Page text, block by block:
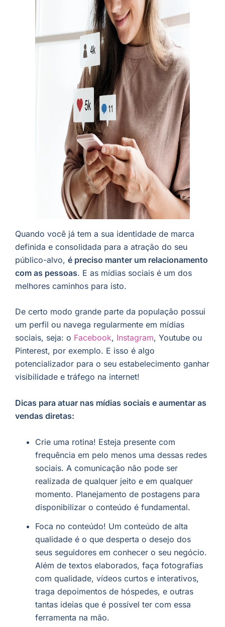
Quando você já tem a sua identidade de marca
definida e consolidada para a atração do seu
público-alvo, é preciso manter um relacionamento
com as pessoas. E as mídias sociais é um dos
melhores caminhos para isto.
De certo modo grande parte da população possui
um perfil ou navega regularmente em mídias
sociais, seja: o Facebook, Instagram, Youtube ou
Pinterest, por exemplo. E isso é algo
potencializador para o seu estabelecimento ganhar
visibilidade e tráfego na internet!
Dicas para atuar nas mídias sociais e aumentar as
vendas diretas:
Crie uma rotina! Esteja presente com
frequência em pelo menos uma dessas redes
sociais. A comunicação não pode ser
realizada de qualquer jeito e em qualquer
momento. Planejamento de postagens para
disponibilizar o conteúdo é fundamental.
Foca no conteúdo! Um conteúdo de alta
qualidade é o que desperta o desejo dos
seus seguidores em conhecer o seu negócio.
Além de textos elaborados, faça fotografias
com qualidade, vídeos curtos e interativos,
traga depoimentos de hóspedes, e outras
tantas ideias que é possível ter com essa
ferramenta na mão.